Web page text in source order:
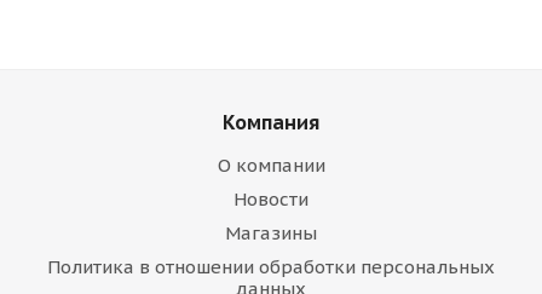
Компания
О компании
Новости
Магазины
Политика в отношении обработки персональных
данных